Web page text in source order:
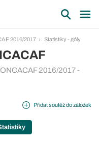
2016/2017 Statistiky - góly
2016/2017 -
Přidat soutěž do záložek